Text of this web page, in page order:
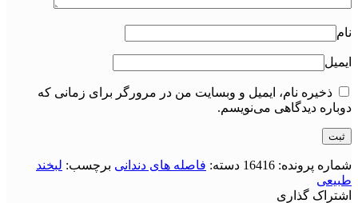
نام
ایمیل
ذخیره نام، ایمیل و وبسایت من در مرورگر برای زمانی که
دوباره دیدگاهی می‌نویسم.
شماره پرونده: 16416 دسته: فاصله های دندانی برچسب: لبخند
طبیعی
اشتراک گذاری